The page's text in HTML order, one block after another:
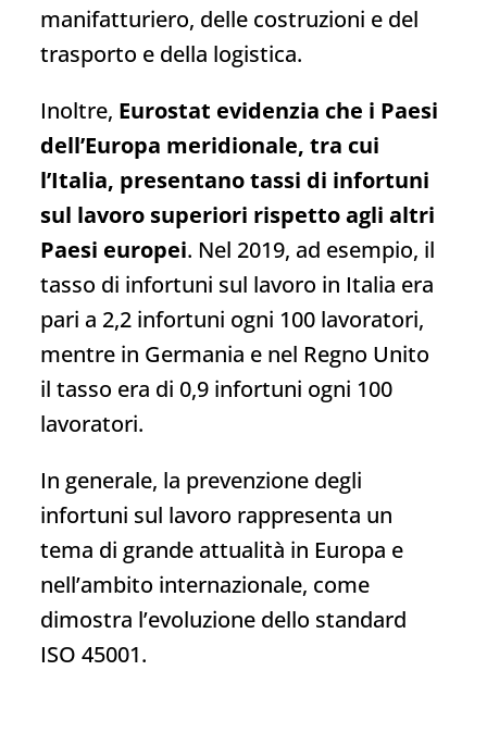
manifatturiero, delle costruzioni e del
trasporto e della logistica.
Inoltre, Eurostat evidenzia che i Paesi
dell’Europa meridionale, tra cui
l’Italia, presentano tassi di infortuni
sul lavoro superiori rispetto agli altri
Paesi europei. Nel 2019, ad esempio, il
tasso di infortuni sul lavoro in Italia era
pari a 2,2 infortuni ogni 100 lavoratori,
mentre in Germania e nel Regno Unito
il tasso era di 0,9 infortuni ogni 100
lavoratori.
In generale, la prevenzione degli
infortuni sul lavoro rappresenta un
tema di grande attualità in Europa e
nell’ambito internazionale, come
dimostra l’evoluzione dello standard
ISO 45001.